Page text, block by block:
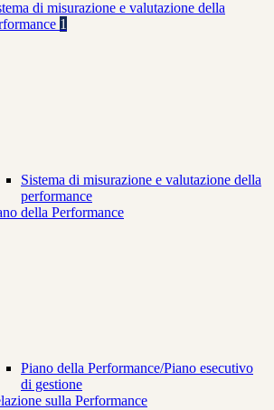
di misurazione e valutazione della
1
Sistema di misurazione e valutazione della
performance
della Performance
Piano della Performance/Piano esecutivo
di gestione
sulla Performance